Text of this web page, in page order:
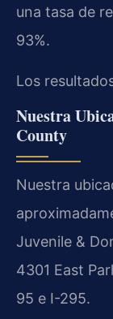
una tasa de
93%.
Los
Nuestra
County
Nuestra
Juvenile &
4301 East
95 e I-295.